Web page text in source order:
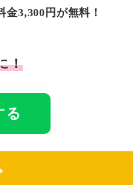
3,300円が無料！
！
る